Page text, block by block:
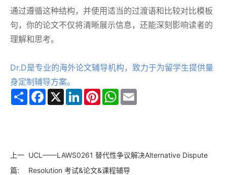
通过遵循这种结构，并使用适当的过渡语和比较对比模板
句，你的论文不仅将清晰展示信息，还能深刻影响读者的
理解和思考。
Dr.D是专业的海外论文辅导机构，致力于为留学生提供量
身定制辅导方案。
Share Facebook
X LinkedInPinterestWhatsApp
上一
篇:
UCL——LAWS0261 替代性争议解决Alternative Dispute
Resolution 考试&论文&课程辅导